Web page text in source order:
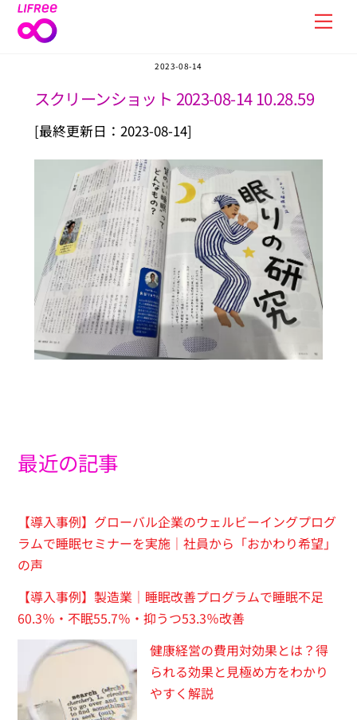
Skip
2023-08-14
スクリーンショット 2023-08-14 10.28.59
[最終更新日：2023-08-14]
最近の記事
【導入事例】グローバル企業のウェルビーイングプログ
ラムで睡眠セミナーを実施｜社員から「おかわり希望」
の声
【導入事例】製造業｜睡眠改善プログラムで睡眠不足
60.3％・不眠55.7％・抑うつ53.3％改善
健康経営の費用対効果とは？得
られる効果と見極め方をわかり
やすく解説